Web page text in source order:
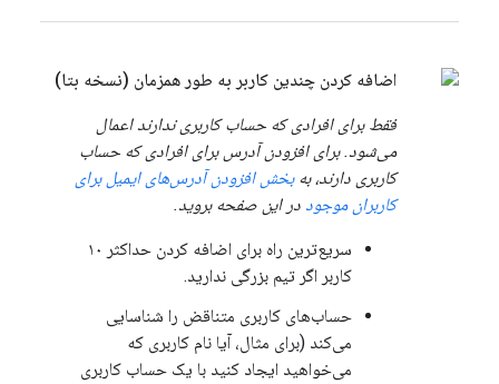
اضافه کردن چندین کاربر به طور همزمان (نسخه بتا)
فقط برای افرادی که حساب کاربری ندارند اعمال
می‌شود. برای افزودن آدرس برای افرادی که حساب
کاربری دارند، بهبخش افزودن آدرس‌های ایمیل برای
کاربران موجود در این صفحه بروید.
سریع‌ترین راه برای اضافه کردن حداکثر ۱۰
کاربر اگر تیم بزرگی ندارید.
حساب‌های کاربری متناقض را شناسایی
می‌کند (برای مثال، آیا نام کاربری که
می‌خواهید ایجاد کنید با یک حساب کاربری